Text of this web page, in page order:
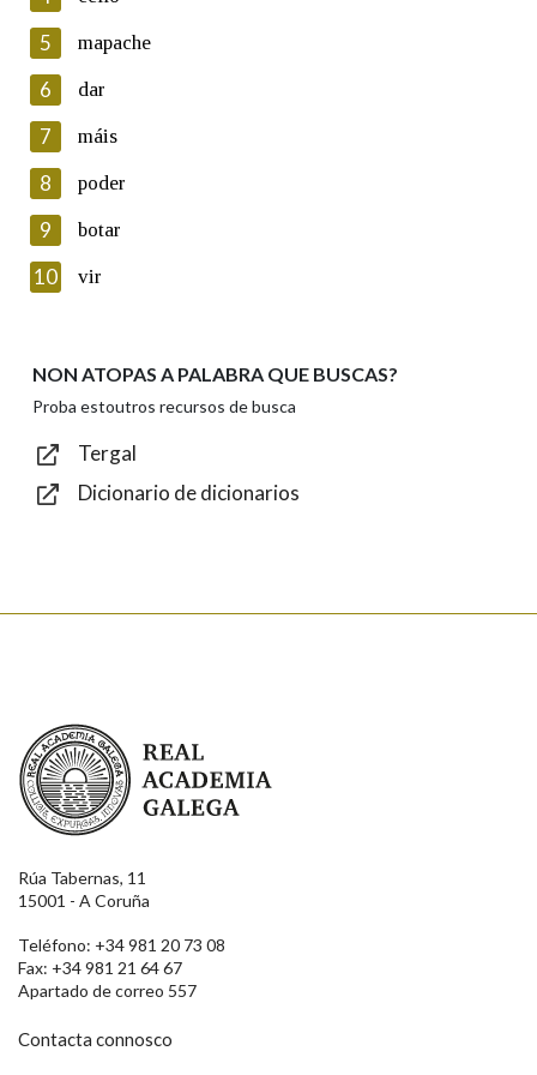
Lin e acepto as condicións da política de
Introduce o código que aparece na imaxe:
Texto de verificación
Enviar
5 mapache
6 dar
7 máis
8 poder
9 botar
10 vir
NON ATOPAS A PALABRA QUE BUSCAS?
Proba estoutros recursos de busca
Tergal
Dicionario de dicionarios
Real Academia Galega
Rúa Tabernas, 11
15001 - A Coruña
Teléfono: +34 981 20 73 08
Fax: +34 981 21 64 67
Apartado de correo 557
Contacta connosco